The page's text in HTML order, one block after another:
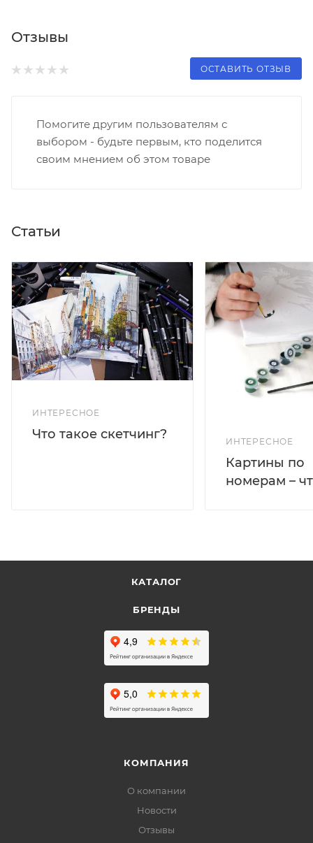
Отзывы
ОСТАВИТЬ ОТЗЫВ
Помогите другим пользователям с
выбором - будьте первым, кто поделится
своим мнением об этом товаре
Статьи
ИНТЕРЕСНОЕ
Что такое скетчинг?
ИНТЕРЕСНОЕ
Картины по
номерам –
КАТАЛОГ
БРЕНДЫ
КОМПАНИЯ
О компании
Новости
Отзывы